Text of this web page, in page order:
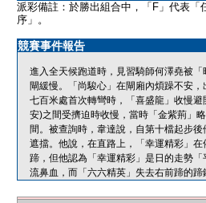
派彩備註：於勝出組合中，「F」代表
序」。
競賽事件報告
進入全天候跑道時，見習騎師何澤堯被
閘緩慢。「尚駿心」在閘廂內煩躁不安
七百米處首次轉彎時，「喜盛龍」收慢
安)之間受擠迫時收慢，當時「金紫荊」
間。被查詢時，韋達說，自第十檔起步
遮擋。他說，在直路上，「幸運精彩」
蹄，但他認為「幸運精彩」是日的走勢
流鼻血，而「六六精英」失去右前蹄的